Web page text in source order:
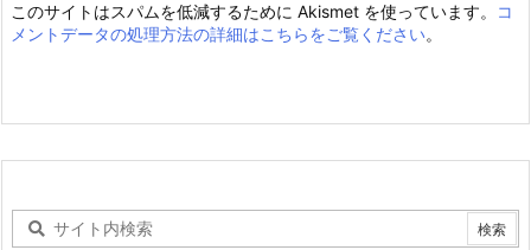
このサイトはスパムを低減するために Akismet を使っています。
コ
メントデータの処理方法の詳細はこちらをご覧ください。